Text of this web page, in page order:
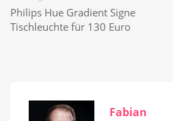
Philips Hue Gradient Signe
Tischleuchte für 130 Euro
Fabian